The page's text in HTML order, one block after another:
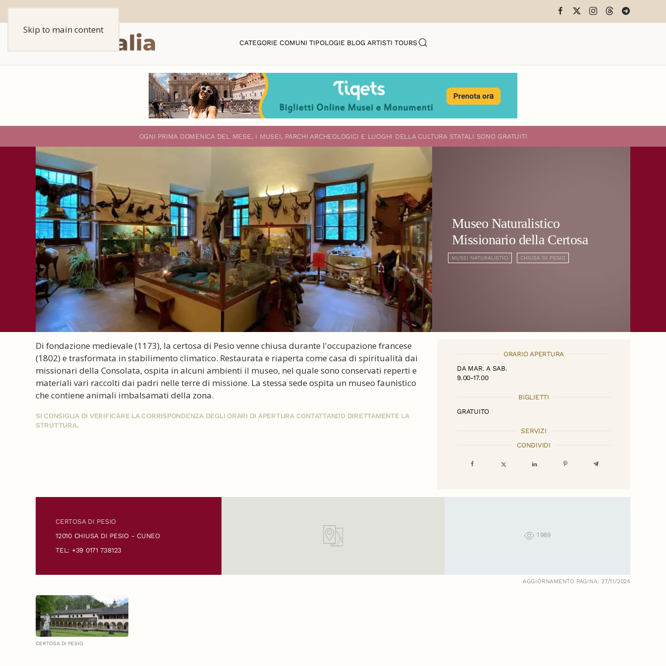
Skip to main content
CATEGORIE COMUNI TIPOLOGIE BLOG ARTISTI TOURS
OGNI PRIMA DOMENICA DEL MESE, I MUSEI, PARCHI ARCHEOLOGICI E LUOGHI DELLA CULTURA STATALI SONO GRATUITI
Museo Naturalistico
Missionario della Certosa
MUSEI NATURALISTICI CHIUSA DI PESIO
Di fondazione medievale (1173), la certosa di Pesio venne chiusa durante l'occupazione francese
(1802) e trasformata in stabilimento climatico. Restaurata e riaperta come casa di spiritualità dai
missionari della Consolata, ospita in alcuni ambienti il museo, nel quale sono conservati reperti e
materiali vari raccolti dai padri nelle terre di missione. La stessa sede ospita un museo faunistico
che contiene animali imbalsamati della zona.
SI CONSIGLIA DI VERIFICARE LA CORRISPONDENZA DEGLI ORARI DI APERTURA CONTATTANDO DIRETTAMENTE LA
STRUTTURA.
ORARIO APERTURA
DA MAR. A SAB.
9.00-17.00
BIGLIETTI
GRATUITO
SERVIZI
CONDIVIDI
CERTOSA DI PESIO
12010 CHIUSA DI PESIO - CUNEO
TEL: +39 0171 738123
1989
AGGIORNAMENTO PAGINA: 27/11/2024
CERTOSA DI PESIO